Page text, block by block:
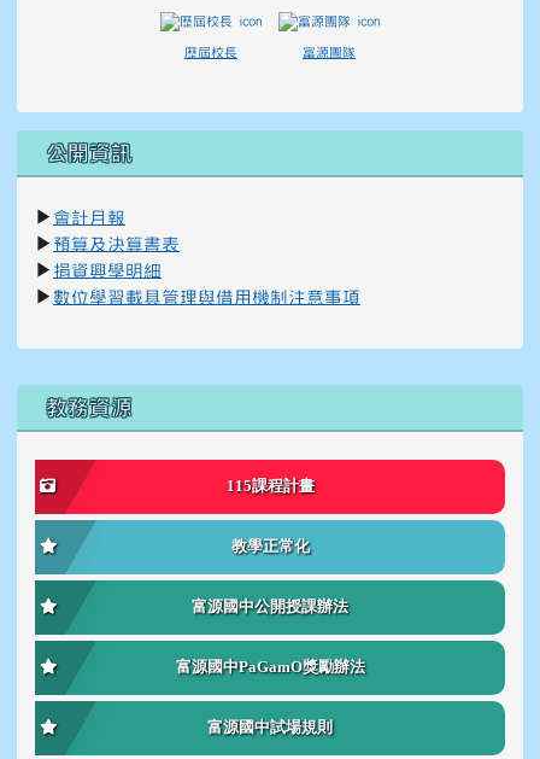
歷屆校長 富源團隊
公開資訊
▶ 會計月報
▶ 預算及決算書表
▶ 捐資興學明細
▶ 數位學習載具管理與借用機制注意事項
右邊區域內容
教務資源
115課程計畫
教學正常化
富源國中公開授課辦法
富源國中PaGamO獎勵辦法
富源國中試場規則